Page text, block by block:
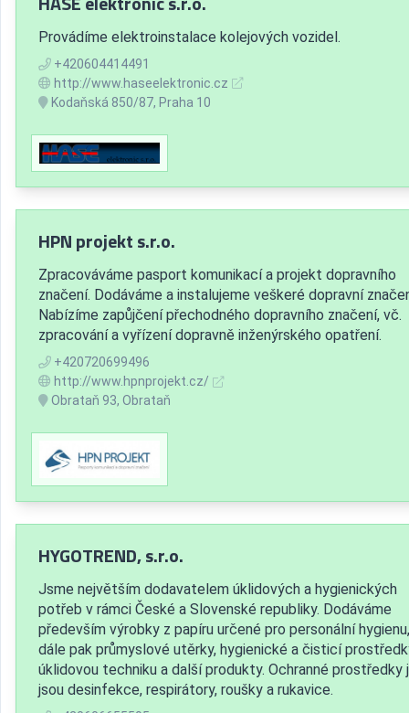
Provádíme elektroinstalace kolejových vozidel.
+420604414491
http://www.haseelektronic.cz
Kodaňská 850/87, Praha 10
HPN projekt s.r.o.
Zpracováváme pasport komunikací a projekt dopravního
značení. Dodáváme a instalujeme veškeré dopravní
Nabízíme zapůjčení přechodného dopravního značení, vč.
zpracování a vyřízení dopravně inženýrského opatření.
+420720699496
http://www.hpnprojekt.cz/
Obrataň 93, Obrataň
HYGOTREND, s.r.o.
Jsme největším dodavatelem úklidových a hygienických
potřeb v rámci České a Slovenské republiky. Dodáváme
především výrobky z papíru určené pro personální hygienu,
dále pak průmyslové utěrky, hygienické a čisticí
úklidovou techniku a další produkty. Ochranné prostředky
jsou desinfekce, respirátory, roušky a rukavice.